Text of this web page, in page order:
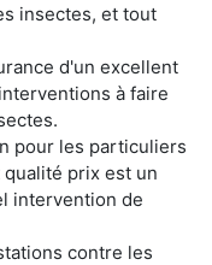
insectes, et tout
d'un excellent
à faire
pour les particuliers
prix est un
intervention de
contre les